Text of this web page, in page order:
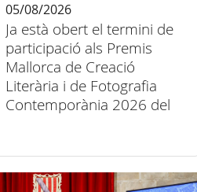
Ja està obert el termini de
participació als Premis
Mallorca de Creació
Literària i de Fotografia
Contemporània 2026 del
05/08/2026